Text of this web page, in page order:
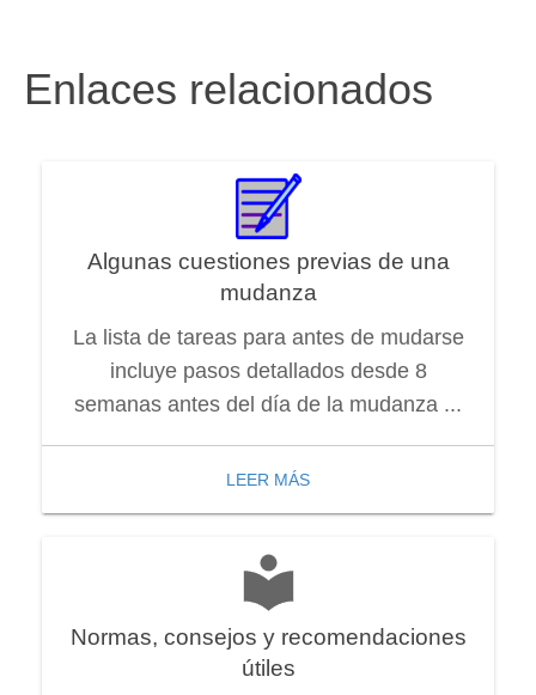
Enlaces relacionados
Algunas cuestiones previas de una
mudanza
La lista de tareas para antes de mudarse
incluye pasos detallados desde 8
semanas antes del día de la mudanza ...
LEER MÁS
Normas, consejos y recomendaciones
útiles